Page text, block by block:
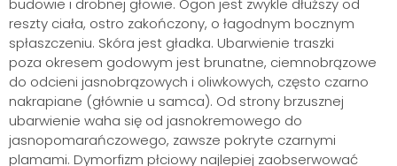
reszty ciała, ostro zakończony, o łagodnym bocznym
spłaszczeniu. Skóra jest gładka. Ubarwienie traszki
poza okresem godowym jest brunatne, ciemnobrązowe
do odcieni jasnobrązowych i oliwkowych, często czarno
nakrapiane (głównie u samca). Od strony brzusznej
ubarwienie waha się od jasnokremowego do
jasnopomarańczowego, zawsze pokryte czarnymi
plamami. Dymorfizm płciowy najlepiej zaobserwować